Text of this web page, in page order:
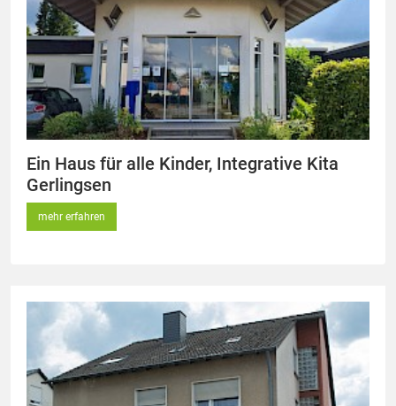
Ein Haus für alle Kinder, Integrative Kita
Gerlingsen
mehr erfahren